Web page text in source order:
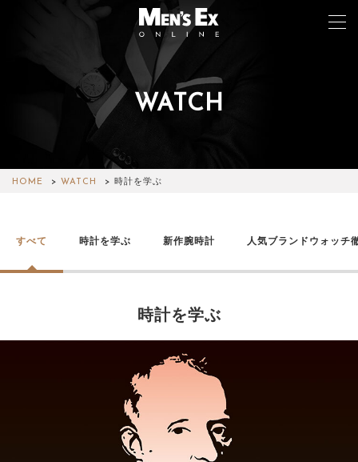
WATCH
HOME WATCH 時計を学ぶ
すべて 時計を学ぶ 新作腕時計 人気ブランドウォッチ
時計を学ぶ
WATCH
LIFESTYLE